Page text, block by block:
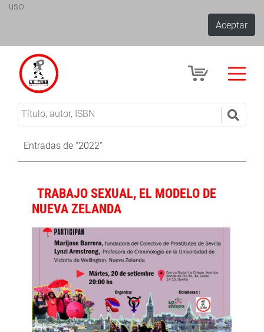
uso.
Aceptar
Entradas de "2022"
TRABAJO SEXUAL, EL MODELO DE
NUEVA ZELANDA